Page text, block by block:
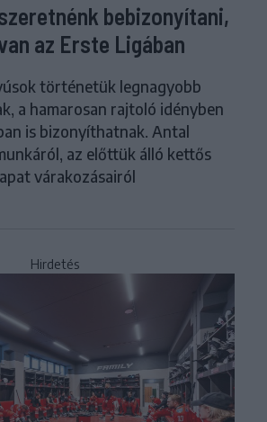
bebizonyítani,
az Erste Ligában
történetük legnagyobb
a hamarosan rajtoló idényben
is bizonyíthatnak. Antal
az előttük álló kettős
várakozásairól
Hirdetés